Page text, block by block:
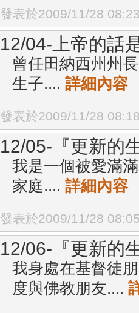
發表於2009/11/28
12/04-上帝的話
曾任田納西州州
生子.... 詳細內容
發表於2009/11/28
12/05-『更新的
我是一個被愛滿
家庭.... 詳細內容
發表於2009/11/28
12/06-『更新的
我身處在基督徒
度與佛教朋友....